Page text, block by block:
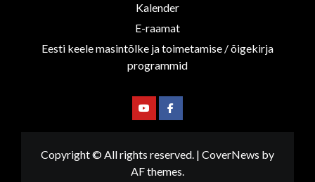
Kalender
E-raamat
Eesti keele masintõlke ja toimetamise / õigekirja
programmid
YoutubeFacebook
Copyright © All rights reserved. | CoverNews by
AF themes.